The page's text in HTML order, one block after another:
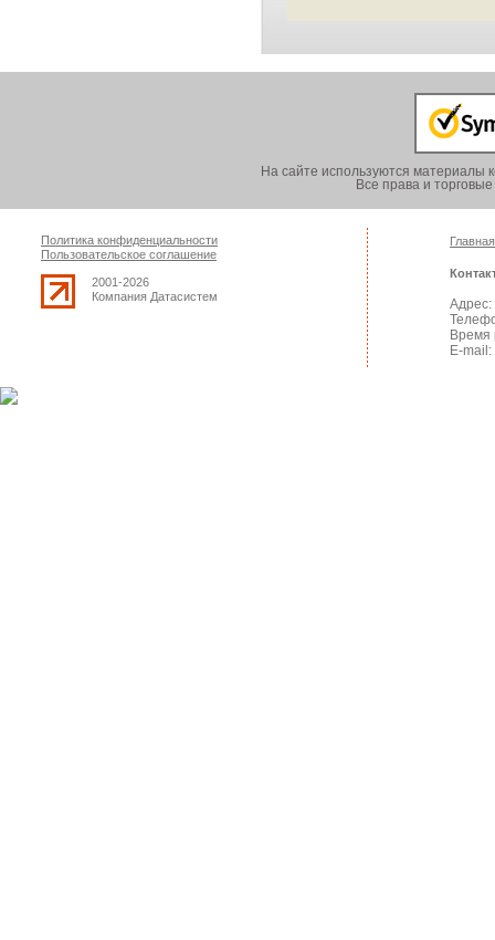
На сайте используются материалы
Все права и
Политика конфиденциальности
Пользовательское соглашение
2001-2026
Компания Датасистем
Главная
Адрес:
Время
E-mail: